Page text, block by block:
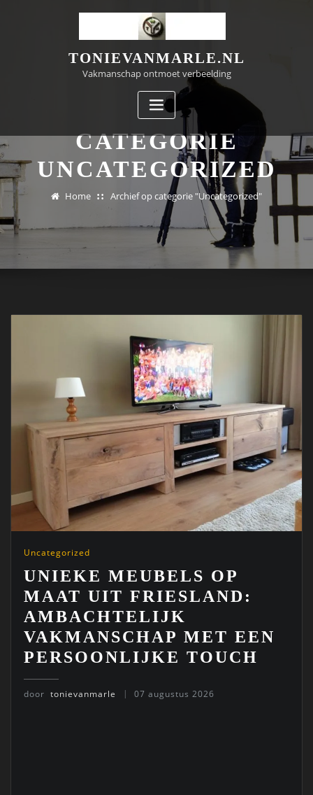
TONIEVANMARLE.NL
Vakmanschap ontmoet verbeelding
CATEGORIE
UNCATEGORIZED
Home Archief op categorie "Uncategorized"
Uncategorized
UNIEKE MEUBELS OP
MAAT UIT FRIESLAND:
AMBACHTELIJK
VAKMANSCHAP MET EEN
PERSOONLIJKE TOUCH
door tonievanmarle 07 augustus 2026